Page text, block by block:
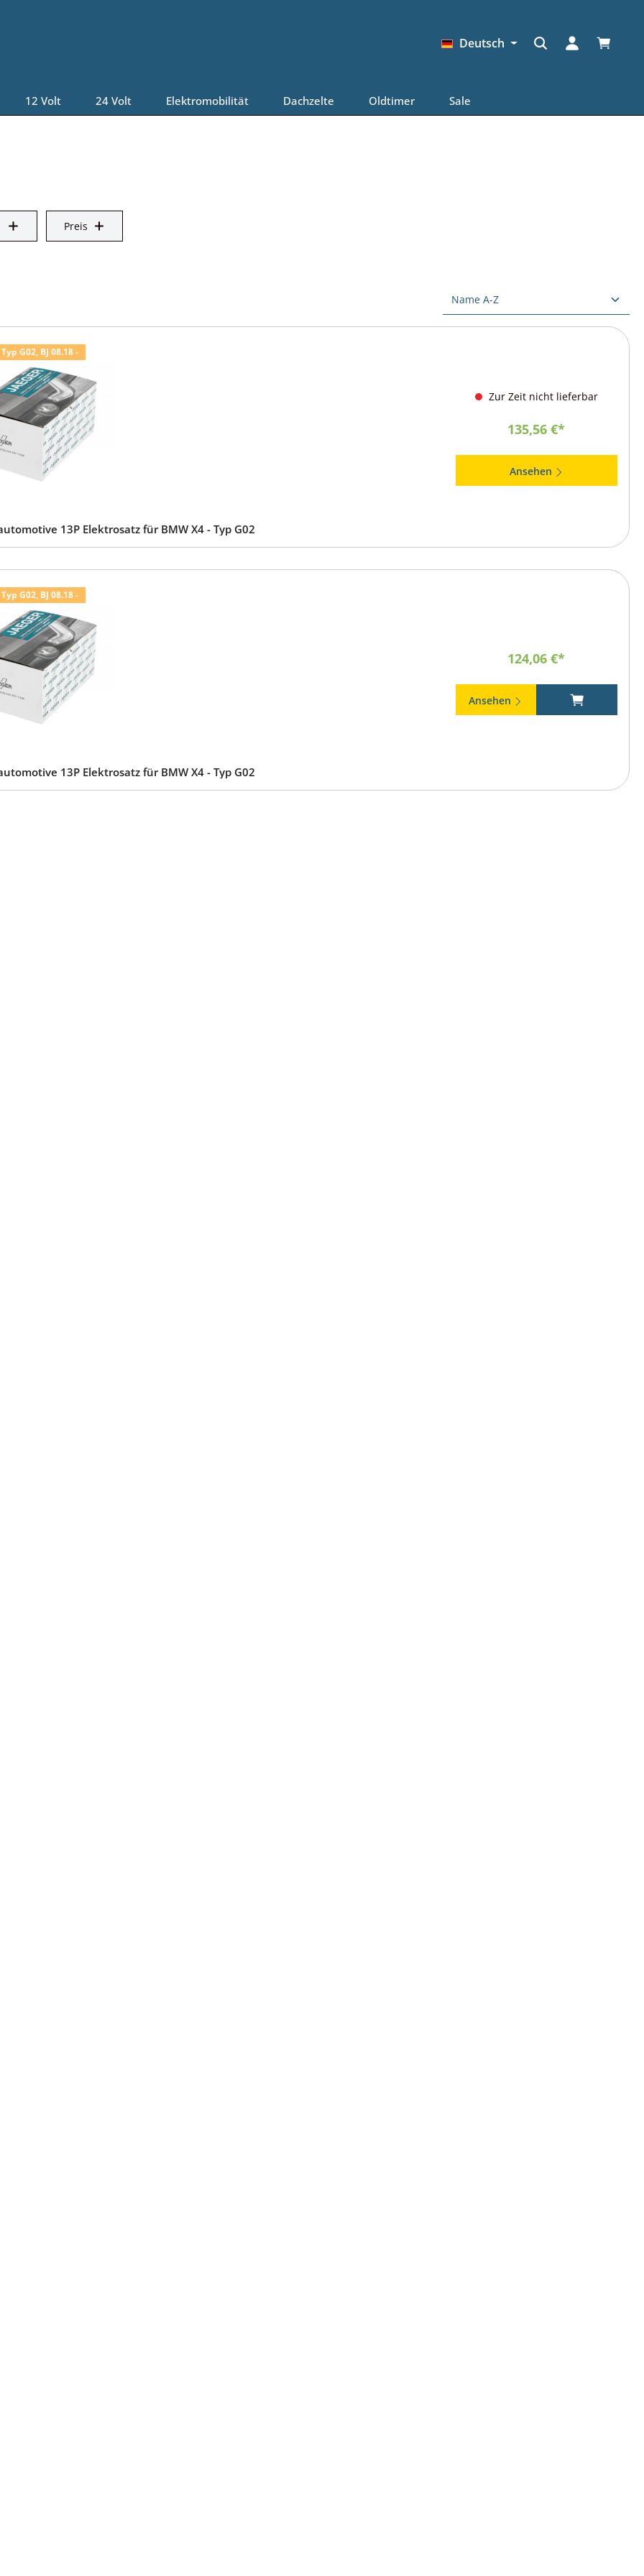
Deutsch
12 Volt 24 Volt Elektromobilität Dachzelte Oldtimer Sale
Preis
G02, BJ 08.18 -
Zur Zeit nicht lieferbar
135,56 €*
Ansehen
automotive 13P Elektrosatz für BMW X4 - Typ G02
G02, BJ 08.18 -
124,06 €*
Ansehen
automotive 13P Elektrosatz für BMW X4 - Typ G02